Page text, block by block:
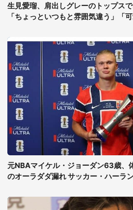
生見愛瑠、肩出しグレーのトップス
「ちょっといつもと雰囲気違う」「
元NBAマイケル・ジョーダン63歳、
のオーラダダ漏れ サッカー・ハーラ